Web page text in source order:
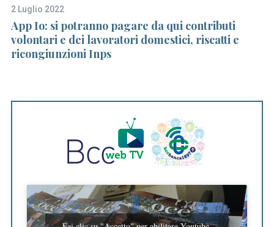
2 Luglio 2022
App Io: si potranno pagare da qui contributi
volontari e dei lavoratori domestici, riscatti e
ricongiunzioni Inps
o
r
: